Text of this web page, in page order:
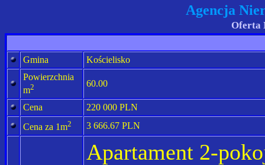
Agencja
Oferta
Gmina
Kościelisko
Powierzchnia
m2 60.00
Cena
220 000 PLN
Cena za 1m2 3 666.67 PLN
Apartament 2-